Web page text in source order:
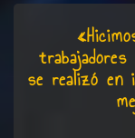
«
se realizó en